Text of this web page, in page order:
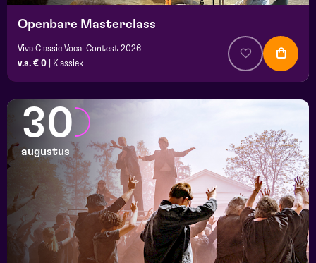
Openbare Masterclass
Viva Classic Vocal Contest 2026
v.a. € 0
Klassiek
30
augustus